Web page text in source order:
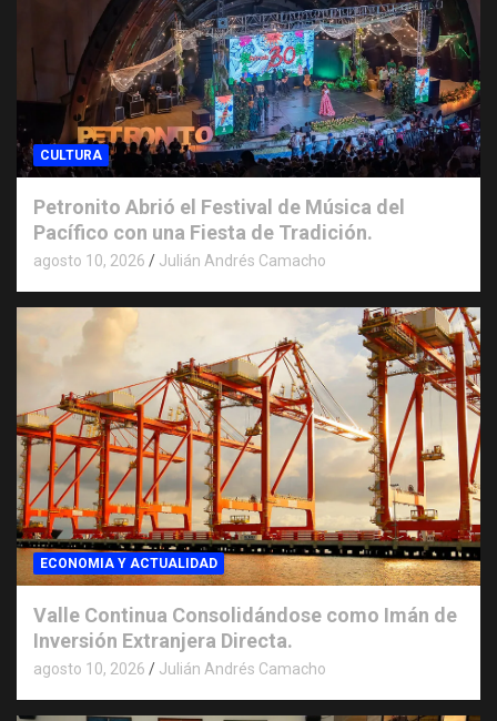
CULTURA
Petronito Abrió el Festival de Música del
Pacífico con una Fiesta de Tradición.
agosto 10, 2026 Julián Andrés Camacho
ECONOMIA Y ACTUALIDAD
Valle Continua Consolidándose como Imán de
Inversión Extranjera Directa.
agosto 10, 2026 Julián Andrés Camacho